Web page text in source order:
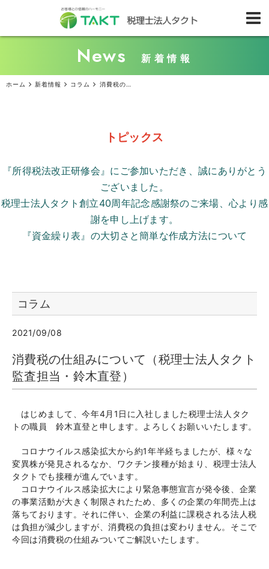
News 新着情報
ホーム 新着情報 コラム 消費税の仕組みについて（税理士法人タクト監査担当・鈴木直登）
トピックス
『所得税法改正研修会』にご参加いただき、誠にありがとう
ございました。
税理士法人タクト創立40周年記念感謝祭のご来場、心より感
謝を申し上げます。
『資金繰り表』の大切さと簡単な作成方法について
コラム
2021/09/08
消費税の仕組みについて（税理士法人タクト
監査担当・鈴木直登）
はじめまして、今年4月 1 日に入社しました税理士法人タク
トの職員 鈴木直登と申します。よろしくお願いいたします。
コロナウイルス感染拡大から約1年半経ちましたが、様々な
変異株が発見されるなか、ワクチン接種が始まり、税理士法人
タクトでも接種が進んでいます。
コロナウイルス感染拡大により緊急事態宣言が発令後、企業
の事業活動が大きく制限されたため、多くの企業の年間売上は
落ちております。それに伴い、企業の利益に課税される法人税
は負担が減少しますが、消費税の負担は変わりません。そこで
今回は消費税の仕組みついてご解説いたします。